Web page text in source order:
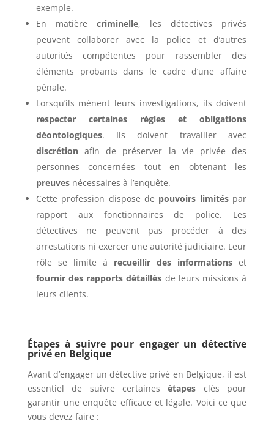
exemple.
En matière criminelle, les détectives privés
peuvent collaborer avec la police et d’autres
autorités compétentes pour rassembler des
éléments probants dans le cadre d’une affaire
pénale.
Lorsqu’ils mènent leurs investigations, ils doivent
respecter certaines règles et obligations
déontologiques. Ils doivent travailler avec
discrétionafin de préserver la vie privée des
personnes concernées tout en obtenant les
preuvesnécessaires à l’enquête.
Cette profession dispose de pouvoirs limitéspar
rapport aux fonctionnaires de police. Les
détectives ne peuvent pas procéder à des
arrestations ni exercer une autorité judiciaire. Leur
rôle se limite à recueillir des informations et
fournir des rapports détaillés de leurs missions à
leurs clients.
Étapes à suivre pour engager un détective
privé en Belgique
Avant d’engager un détective privé en Belgique, il est
essentiel de suivre certainesétapes clés pour
garantir une enquête efficace et légale. Voici ce que
vous devez faire :